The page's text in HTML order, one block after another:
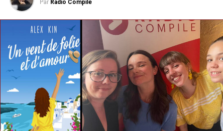
Par Radio Compile